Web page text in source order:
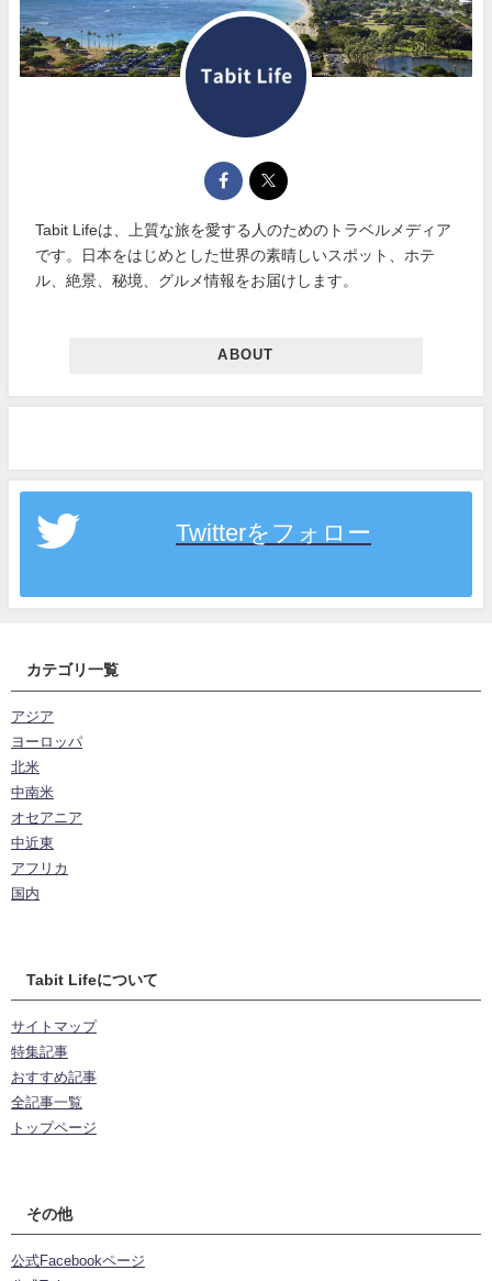
Tabit Lifeは、上質な旅を愛する人のためのトラベルメディア
です。日本をはじめとした世界の素晴しいスポット、ホテ
ル、絶景、秘境、グルメ情報をお届けします。
ABOUT
Twitterをフォロー
カテゴリ一覧
アジア
ヨーロッパ
北米
中南米
オセアニア
中近東
アフリカ
国内
Tabit Lifeについて
サイトマップ
特集記事
おすすめ記事
全記事一覧
トップページ
その他
公式Facebookページ